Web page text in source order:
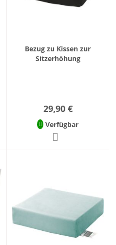
Bezug zu Kissen zur
Sitzerhöhung
29,90 €
Verfügbar